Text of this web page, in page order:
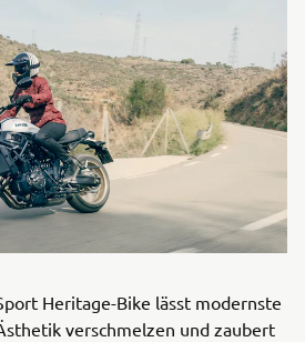
Heritage-Bike lässt modernste
verschmelzen und zaubert